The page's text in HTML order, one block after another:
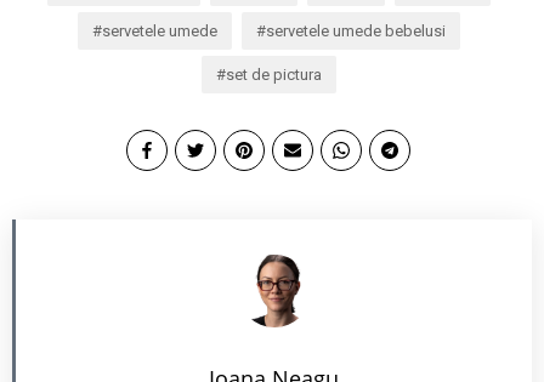
servetele umede servetele umede bebelusi
set de pictura